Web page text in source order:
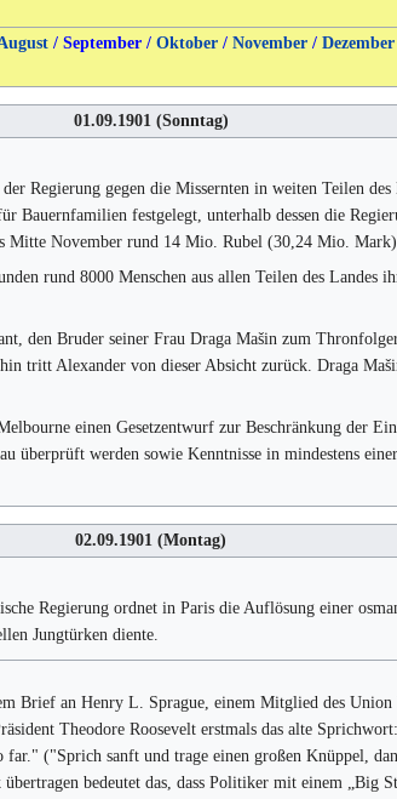
/ September/ Oktober/ November/ Dezember
01.09.1901(Sonntag)
Regierung gegen die Missernten in weiten Teilen
Bauernfamilien festgelegt, unterhalb dessen die
Mitte November rund 14 Mio. Rubel (30,24 Mio.
rund 8000 Menschen aus allen Teilen des Landes
den Bruder seiner Frau Draga Mašin zum
tritt Alexander von dieser Absicht zurück. Draga
einen Gesetzentwurf zur Beschränkung der
überprüft werden sowie Kenntnisse in mindestens
02.09.1901 (Montag)
Regierung ordnet in Paris die Auflösung einer
Jungtürken diente.
Brief an Henry L. Sprague, einem Mitglied des
Theodore Roosevelt erstmals das alte
far." ("Sprich sanft und trage einen großen Knüppel,
bedeutet das, dass Politiker mit einem „Big